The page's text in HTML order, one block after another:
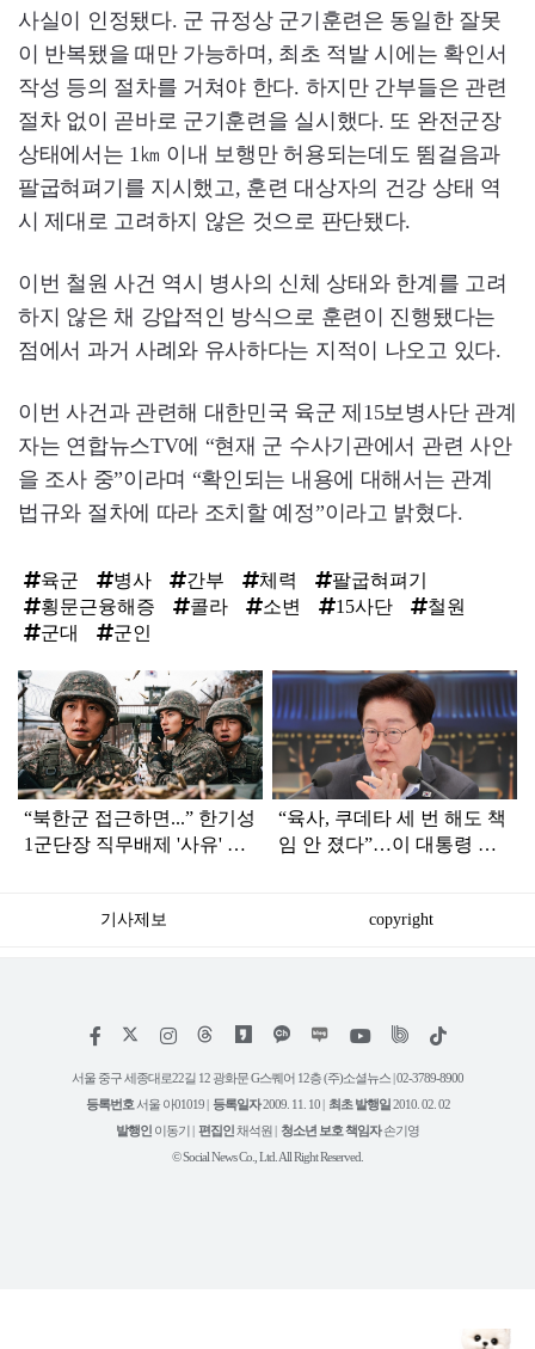
사실이 인정됐다. 군 규정상 군기훈련은 동일한 잘못
이 반복됐을 때만 가능하며, 최초 적발 시에는 확인서
작성 등의 절차를 거쳐야 한다. 하지만 간부들은 관련
절차 없이 곧바로 군기훈련을 실시했다. 또 완전군장
상태에서는 1㎞ 이내 보행만 허용되는데도 뜀걸음과
팔굽혀펴기를 지시했고, 훈련 대상자의 건강 상태 역
시 제대로 고려하지 않은 것으로 판단됐다.
이번 철원 사건 역시 병사의 신체 상태와 한계를 고려
하지 않은 채 강압적인 방식으로 훈련이 진행됐다는
점에서 과거 사례와 유사하다는 지적이 나오고 있다.
이번 사건과 관련해 대한민국 육군 제15보병사단 관계
자는 연합뉴스TV에 “현재 군 수사기관에서 관련 사안
을 조사 중”이라며 “확인되는 내용에 대해서는 관계
법규와 절차에 따라 조치할 예정”이라고 밝혔다.
육군 병사 간부 체력
팔굽혀펴기
횡문근융해증
콜라 소변 15사단
철원
군대
군인
탑
라
인
“북한군 접근하면...” 한기성
1군단장 직무배제 '사유' 또
“육사, 쿠데타 세 번 해도 책
임 안 졌다”…이 대통령 작
기사제보 copyright
페
스
인
타
램
위
트
유
튜
틱
서울 중구 세종대로22길 12 광화문 G스퀘어 12층 (주)소셜뉴스 | 02-3789-8900
등록번호서울 아01019 | 등록일자2009. 11. 10 | 최초 발행일 2010. 02. 02
발행인 이동기 | 편집인채석원 | 청소년 보호 책임자손기영
© Social News Co., Ltd. All Right Reserved.